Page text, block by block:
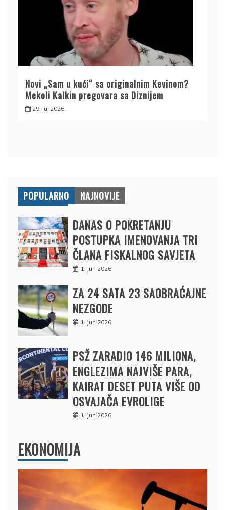
Novi „Sam u kući“ sa originalnim Kevinom?
Mekoli Kalkin pregovara sa Diznijem
29. jul 2026.
POPULARNO NAJNOVIJE
DANAS O POKRETANJU
POSTUPKA IMENOVANJA TRI
ČLANA FISKALNOG SAVJETA
1. jun 2026.
ZA 24 SATA 23 SAOBRAĆAJNE
NEZGODE
1. jun 2026.
PSŽ ZARADIO 146 MILIONA,
ENGLEZIMA NAJVIŠE PARA,
KAIRAT DESET PUTA VIŠE OD
OSVAJAČA EVROLIGE
1. jun 2026.
EKONOMIJA